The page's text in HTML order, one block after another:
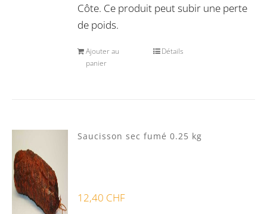
Côte. Ce produit peut subir une perte
de poids.
Ajouter au
panier
Détails
Saucisson sec fumé 0.25 kg
12,40 CHF